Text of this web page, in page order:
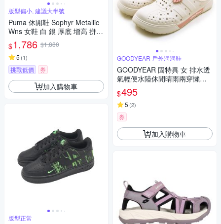
版型偏小, 建議大半號
Puma 休閒鞋 Sophyr Metallic
Wns 女鞋 白 銀 厚底 增高 拼接
緩衝 老爹鞋 39883101
$1,786 $1,880
5 (1)
挑戰低價 券
加入購物車
版型正常
GOODYEAR 戶外洞洞鞋
GOODYEAR 固特異 女 排水透
氣輕便水陸休閒晴雨兩穿懶人
洞洞鞋 熱帶元素系列 台灣製造
奶茶粉 52721
$495
5 (2)
券
加入購物車